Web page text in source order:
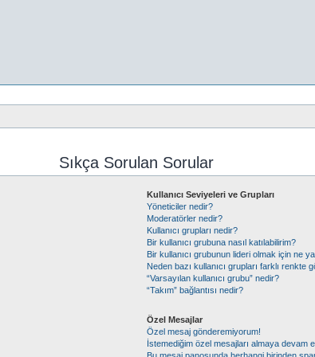
Sıkça Sorulan Sorular
Kullanıcı Seviyeleri ve Grupları
Yöneticiler nedir?
Moderatörler nedir?
Kullanıcı grupları nedir?
Bir kullanıcı grubuna nasıl katılabilirim?
Bir kullanıcı grubunun lideri olmak için ne
Neden bazı kullanıcı grupları farklı renkte
“Varsayılan kullanıcı grubu” nedir?
“Takım” bağlantısı nedir?
Özel Mesajlar
Özel mesaj gönderemiyorum!
İstemediğim özel mesajları almaya devam